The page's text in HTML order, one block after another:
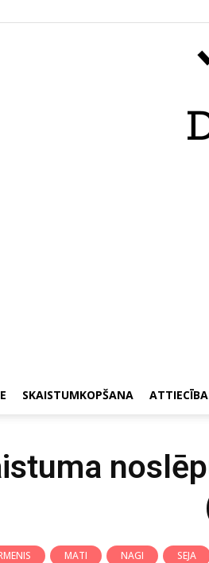
SKAISTUMKOPŠANA
MATI NAGI SEJA